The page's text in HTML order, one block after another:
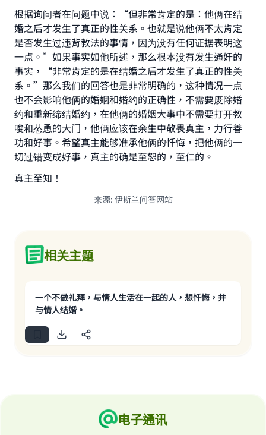
根据询问者在问题中说：“但非常肯定的是：他俩在结
婚之后才发生了真正的性关系。也就是说他俩不太肯定
是否发生过违背教法的事情，因为没有任何证据表明这
一点。”如果事实如他所述，那么根本没有发生通奸的
事实，“非常肯定的是在结婚之后才发生了真正的性关
系。”那么我们的回答也是非常明确的，这种情况一点
也不会影响他俩的婚姻和婚约的正确性，不需要废除婚
约和重新缔结婚约，在他俩的婚姻大事中不需要打开教
唆和怂恿的大门，他俩应该在余生中敬畏真主，力行善
功和好事。希望真主能够准承他俩的忏悔，把他俩的一
切过错变成好事，真主的确是至恕的，至仁的。
真主至知！
来源: 伊斯兰问答网站
相关主题
一个不做礼拜，与情人生活在一起的人，想忏悔，并
与情人结婚。
电子通讯